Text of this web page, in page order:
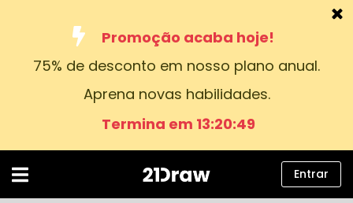
Promoção acaba hoje!
75% de desconto em nosso plano anual.
Aprena novas habilidades.
Termina em 13:20:49
Cursos
Entrar